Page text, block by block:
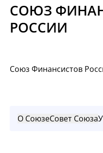
Материалы
СОЮЗ
РОССИИ
Союз Финансистов
О СоюзеСовет Союза